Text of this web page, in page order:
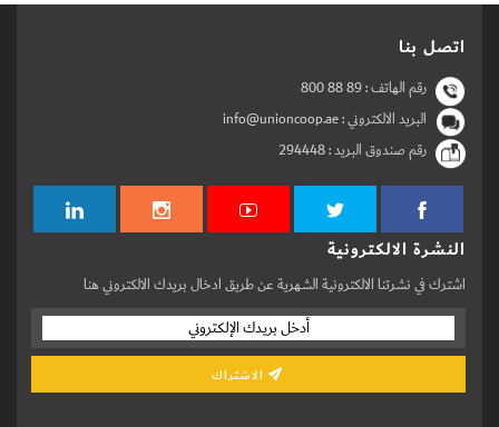
اتصل بنا
رقم الهاتف :800 88 89
البريد الالكتروني : info@unioncoop.ae
رقم صندوق البريد :294448
النشرة الالكترونية
اشترك في نشرتنا الالكترونية الشهرية عن طريق ادخال بريدك الالكتروني هنا